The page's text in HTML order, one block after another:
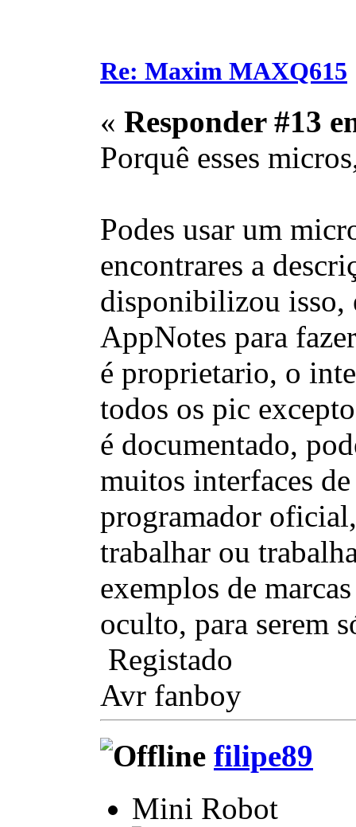
Re: Maxim MAXQ615
« Responder #13
Porquê esses
Podes usar um
encontrares a
disponibilizou isso,
AppNotes para
é proprietario, o
todos os pic
é documentado,
muitos interfaces
programador
trabalhar ou
exemplos de
oculto, para serem
Registado
Avr fanboy
filipe89
Mini Robot